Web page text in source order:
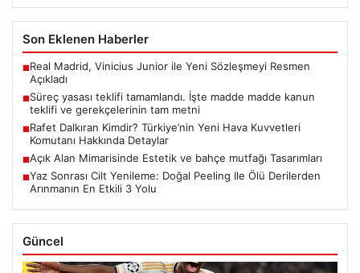
Son Eklenen Haberler
■Real Madrid, Vinicius Junior ile Yeni Sözleşmeyi Resmen
Açıkladı
■Süreç yasası teklifi tamamlandı. İşte madde madde kanun
teklifi ve gerekçelerinin tam metni
■Rafet Dalkıran Kimdir? Türkiye’nin Yeni Hava Kuvvetleri
Komutanı Hakkında Detaylar
■Açık Alan Mimarisinde Estetik ve bahçe mutfağı Tasarımları
■Yaz Sonrası Cilt Yenileme: Doğal Peeling Ile Ölü Derilerden
Arınmanın En Etkili 3 Yolu
Güncel